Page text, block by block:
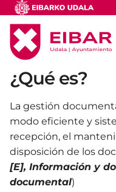
¿Qué es?
La gestión
modo eficiente y
recepción, el
disposición de los
[E], Información y
documental)